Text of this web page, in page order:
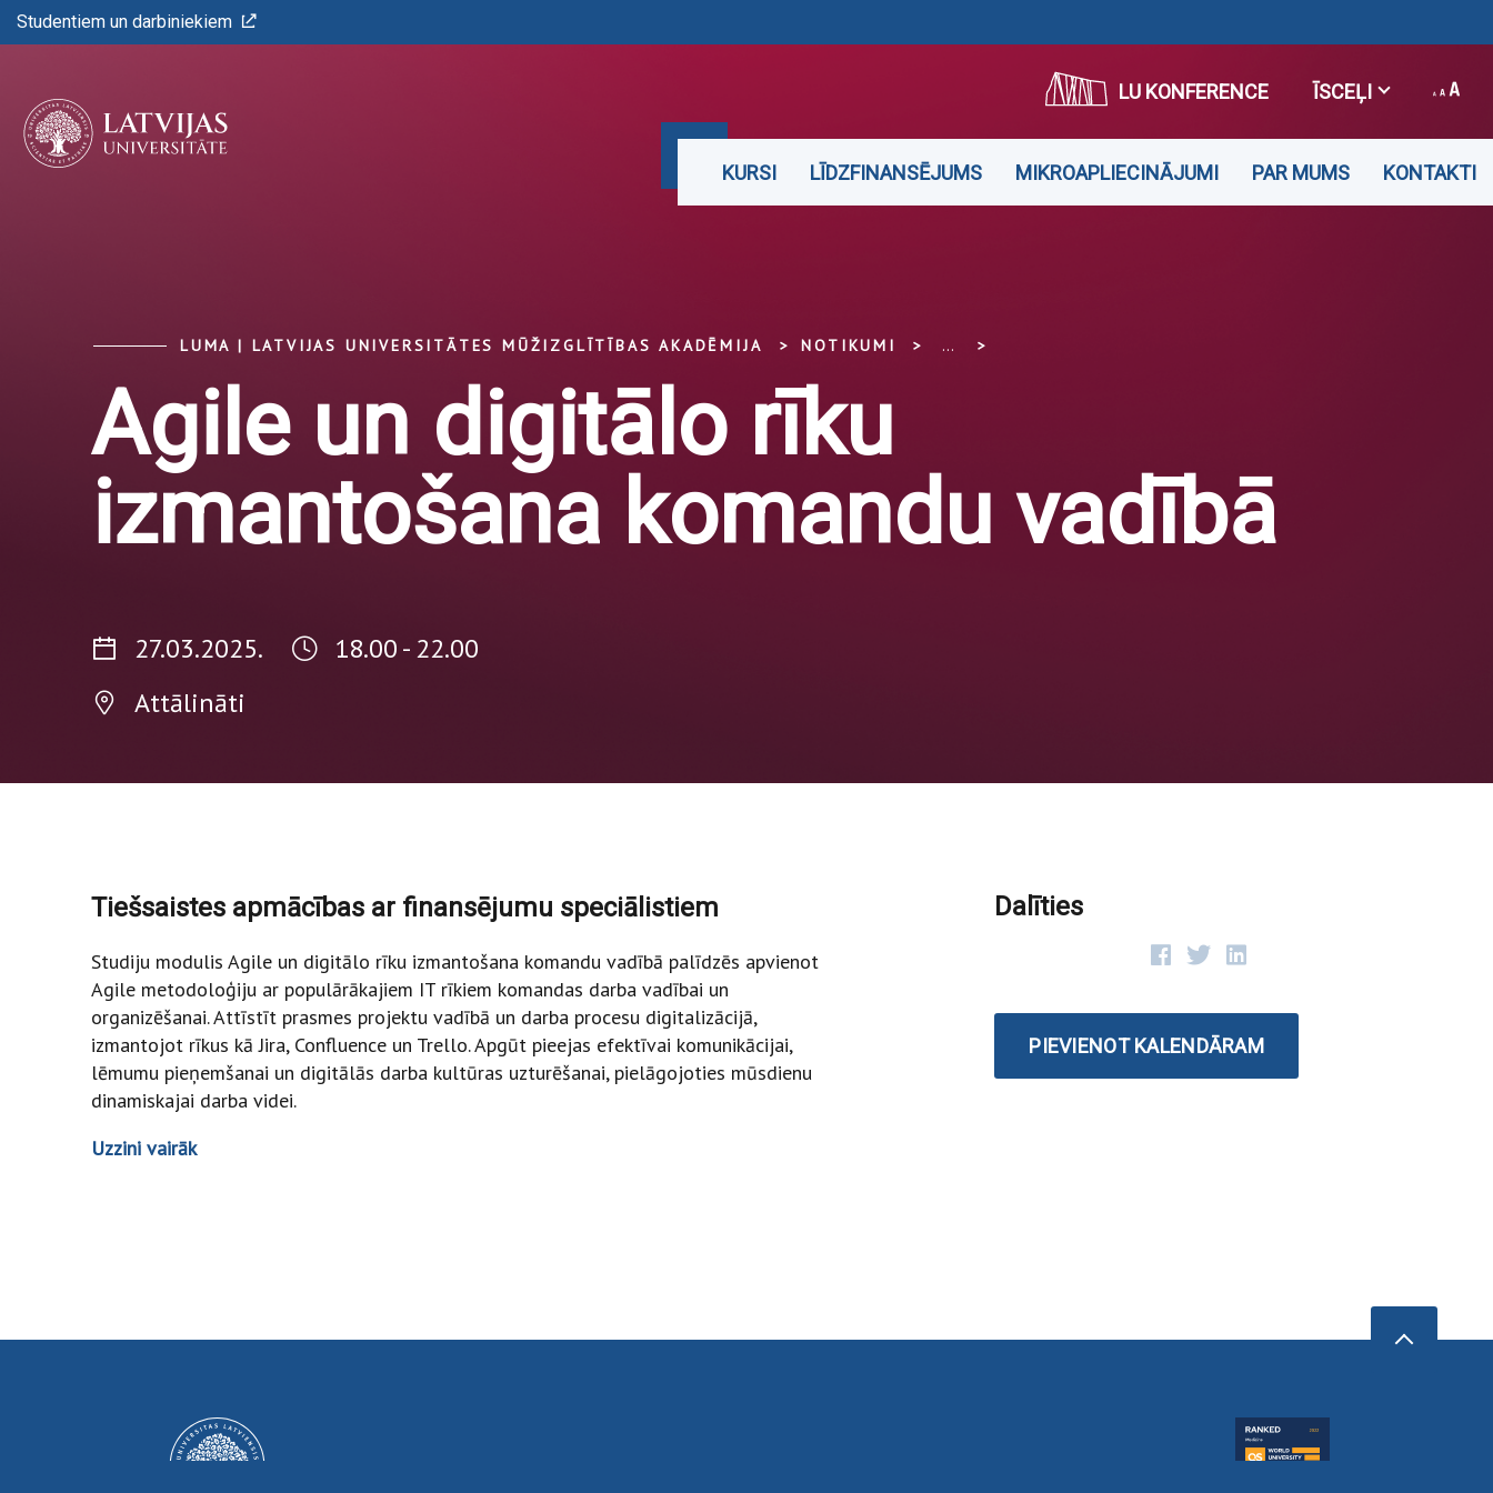
Studentiem un darbiniekiem
LU KONFERENCE ĪSCEĻI
KURSI LĪDZFINANSĒJUMS MIKROAPLIECINĀJUMI PAR MUMS KONTAKTI
LUMA | LATVIJAS UNIVERSITĀTES MŪŽIZGLĪTĪBAS AKADĒMIJA NOTIKUMI ...
Agile un digitālo rīku
izmantošana komandu vadībā
27.03.2025.
18.00 - 22.00
Attālināti
Tiešsaistes apmācības ar finansējumu speciālistiem
Studiju modulis Agile un digitālo rīku izmantošana komandu vadībā palīdzēs apvienot
Agile metodoloģiju ar populārākajiem IT rīkiem komandas darba vadībai un
organizēšanai. Attīstīt prasmes projektu vadībā un darba procesu digitalizācijā,
izmantojot rīkus kā Jira, Confluence un Trello. Apgūt pieejas efektīvai komunikācijai,
lēmumu pieņemšanai un digitālās darba kultūras uzturēšanai, pielāgojoties mūsdienu
dinamiskajai darba videi.
Uzzini vairāk
Dalīties
PIEVIENOT KALENDĀRAM